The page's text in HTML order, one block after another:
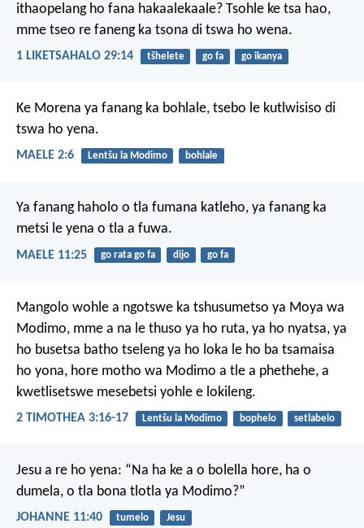
ithaopelang ho fana hakaalekaale? Tsohle ke tsa hao,
mme tseo re faneng ka tsona di tswa ho wena.
1 LIKETSAHALO 29:14 tšhelete go fa go ikanya
Ke Morena ya fanang ka bohlale, tsebo le kutlwisiso di
tswa ho yena.
MAELE 2:6 Lentšu la Modimo bohlale
Ya fanang haholo o tla fumana katleho, ya fanang ka
metsi le yena o tla a fuwa.
MAELE 11:25 go rata go fa dijo go fa
Mangolo wohle a ngotswe ka tshusumetso ya Moya wa
Modimo, mme a na le thuso ya ho ruta, ya ho nyatsa, ya
ho busetsa batho tseleng ya ho loka le ho ba tsamaisa
ho yona, hore motho wa Modimo a tle a phethehe, a
kwetlisetswe mesebetsi yohle e lokileng.
2 TIMOTHEA 3:16-17 Lentšu la Modimo bophelo setlabelo
Jesu a re ho yena: “Na ha ke a o bolella hore, ha o
dumela, o tla bona tlotla ya Modimo?”
JOHANNE 11:40 tumelo Jesu